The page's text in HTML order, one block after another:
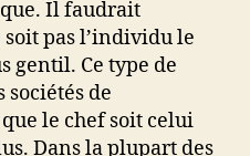
Il faudrait
pas l’individu le
gentil. Ce type de
sociétés de
le chef soit celui
Dans la plupart des